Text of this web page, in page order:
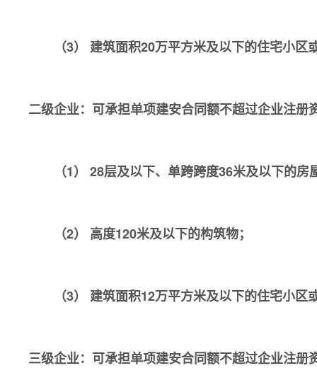
（3） 建筑面积20万平方米及以下的住宅小区或
二级企业：可承担单项建安合同额不超过企业注册
（1） 28层及以下、单跨跨度36米及以下的房
（2） 高度120米及以下的构筑物；
（3） 建筑面积12万平方米及以下的住宅小区或
三级企业：可承担单项建安合同额不超过企业注册